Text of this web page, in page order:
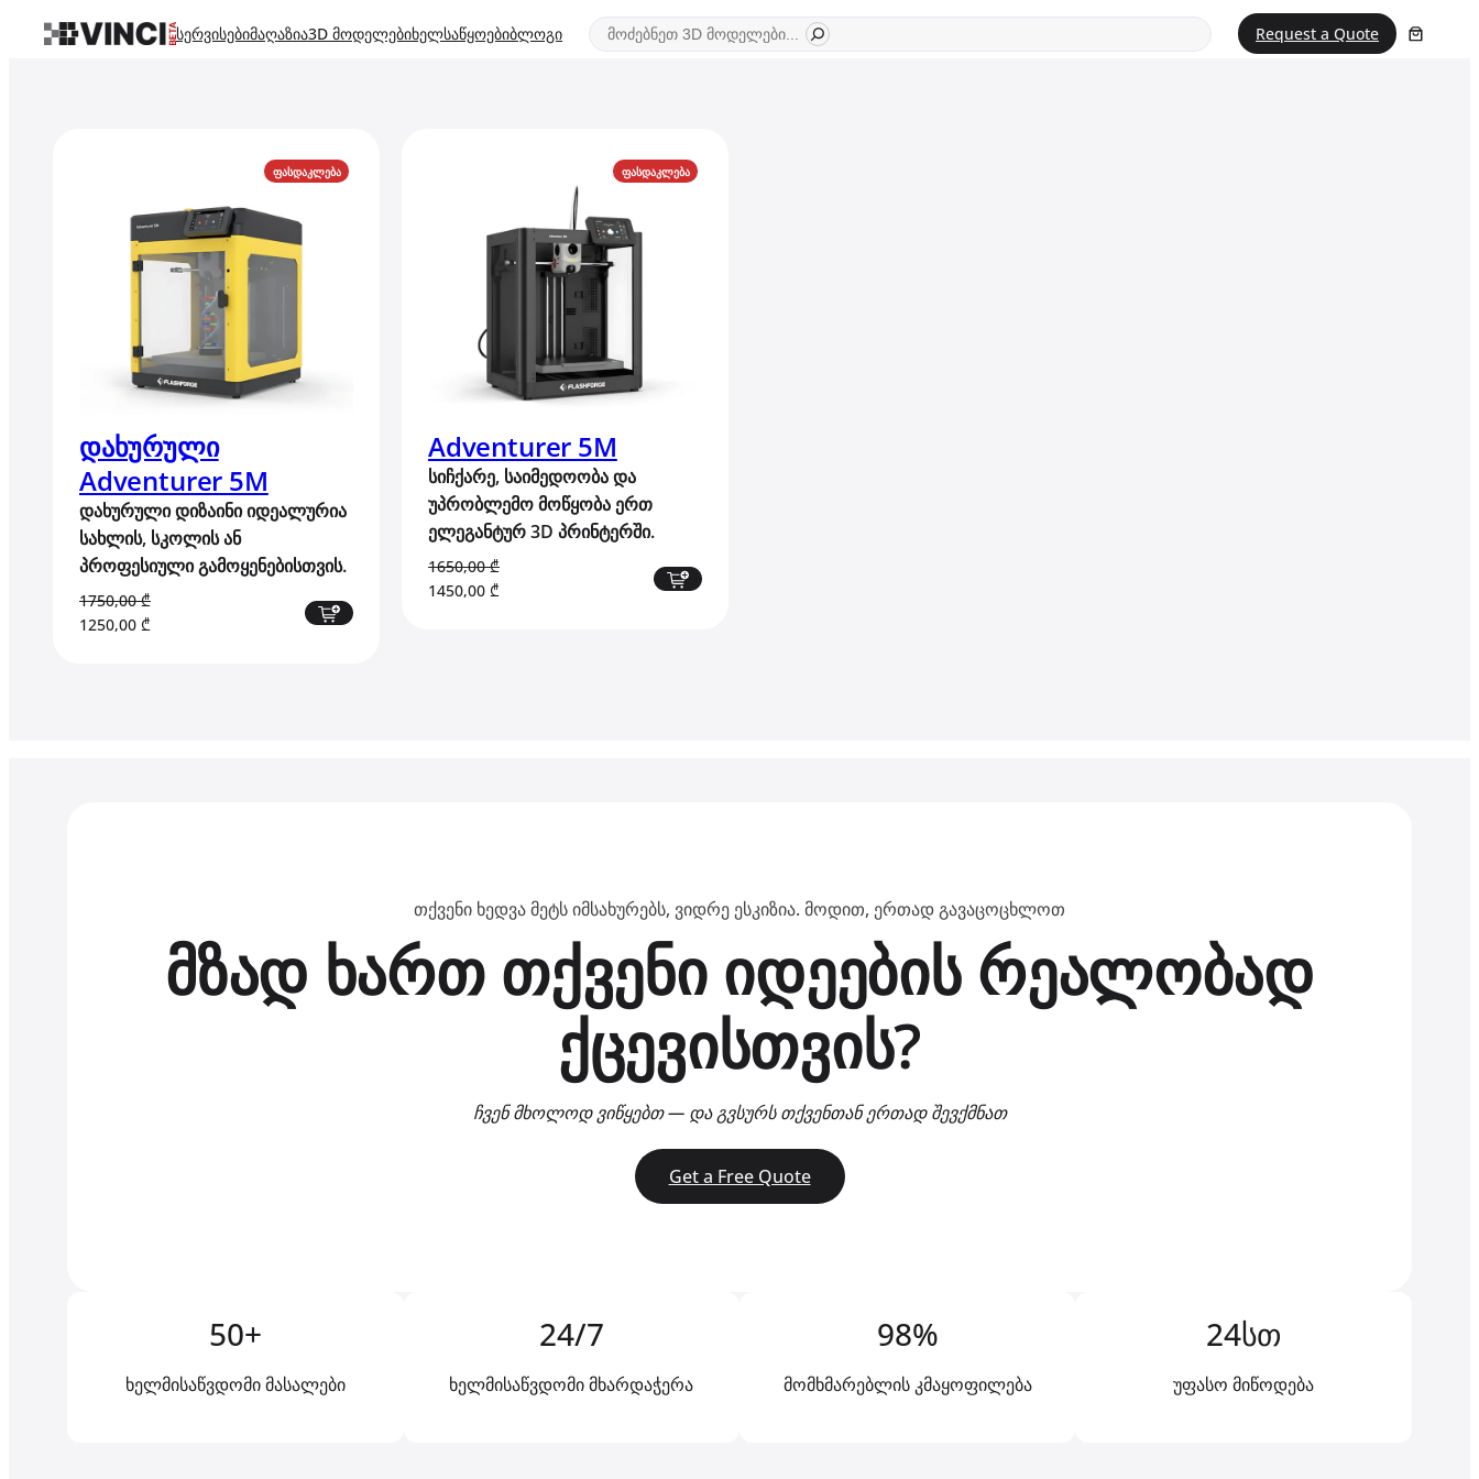
სერვისებიმაღაზია3D მოდელებიხელსაწყოებიბლოგი
ძიება
Request a Quote
ᲤᲐᲡᲓᲐᲙᲚᲔᲑᲐPRODUCT
ON
დახურული
Adventurer 5M
დახურული დიზაინი იდეალურია
სახლის, სკოლის ან
პროფესიული გამოყენებისთვის.
1750,00₾
Original
1250,00 ₾
ᲤᲐᲡᲓᲐᲙᲚᲔᲑᲐPRODUCT
ON
Adventurer 5M
სიჩქარე, საიმედოობა და
უპრობლემო მოწყობა ერთ
ელეგანტურ 3D პრინტერში.
1650,00₾
Original
1450,00 ₾
თქვენი ხედვა მეტს იმსახურებს, ვიდრე ესკიზია. მოდით, ერთად გავაცოცხლოთ
მზად ხართ თქვენი იდეების რეალობად
ქცევისთვის?
ჩვენ მხოლოდ ვიწყებთ — და გვსურს თქვენთან ერთად შევქმნათ
Get a Free Quote
50+
ხელმისაწვდომი მასალები
24/7
ხელმისაწვდომი მხარდაჭერა
98%
მომხმარებლის კმაყოფილება
24სთ
უფასო მიწოდება